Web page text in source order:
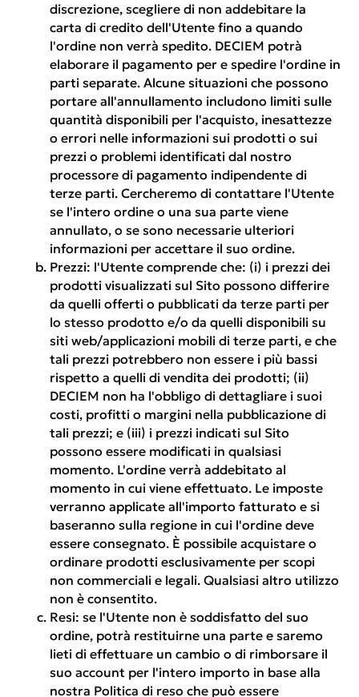
discrezione, scegliere di non addebitare la
carta di credito dell'Utente fino a quando
l'ordine non verrà spedito. DECIEM potrà
elaborare il pagamento per e spedire l'ordine in
parti separate. Alcune situazioni che possono
portare all'annullamento includono limiti sulle
quantità disponibili per l'acquisto, inesattezze
o errori nelle informazioni sui prodotti o sui
prezzi o problemi identificati dal nostro
processore di pagamento indipendente di
terze parti. Cercheremo di contattare l'Utente
se l'intero ordine o una sua parte viene
annullato, o se sono necessarie ulteriori
informazioni per accettare il suo ordine.
Prezzi: l'Utente comprende che: (i) i prezzi dei
prodotti visualizzati sul Sito possono differire
da quelli offerti o pubblicati da terze parti per
lo stesso prodotto e/o da quelli disponibili su
siti web/applicazioni mobili di terze parti, e che
tali prezzi potrebbero non essere i più bassi
rispetto a quelli di vendita dei prodotti; (ii)
DECIEM non ha l'obbligo di dettagliare i suoi
costi, profitti o margini nella pubblicazione di
tali prezzi; e (iii) i prezzi indicati sul Sito
possono essere modificati in qualsiasi
momento. L'ordine verrà addebitato al
momento in cui viene effettuato. Le imposte
verranno applicate all'importo fatturato e si
baseranno sulla regione in cui l'ordine deve
essere consegnato. È possibile acquistare o
ordinare prodotti esclusivamente per scopi
non commerciali e legali. Qualsiasi altro utilizzo
non è consentito.
Resi:se l'Utente non è soddisfatto del suo
ordine, potrà restituirne una parte e saremo
lieti di effettuare un cambio o di rimborsare il
suo account per l'intero importo in base alla
nostra Politica di reso che può essere